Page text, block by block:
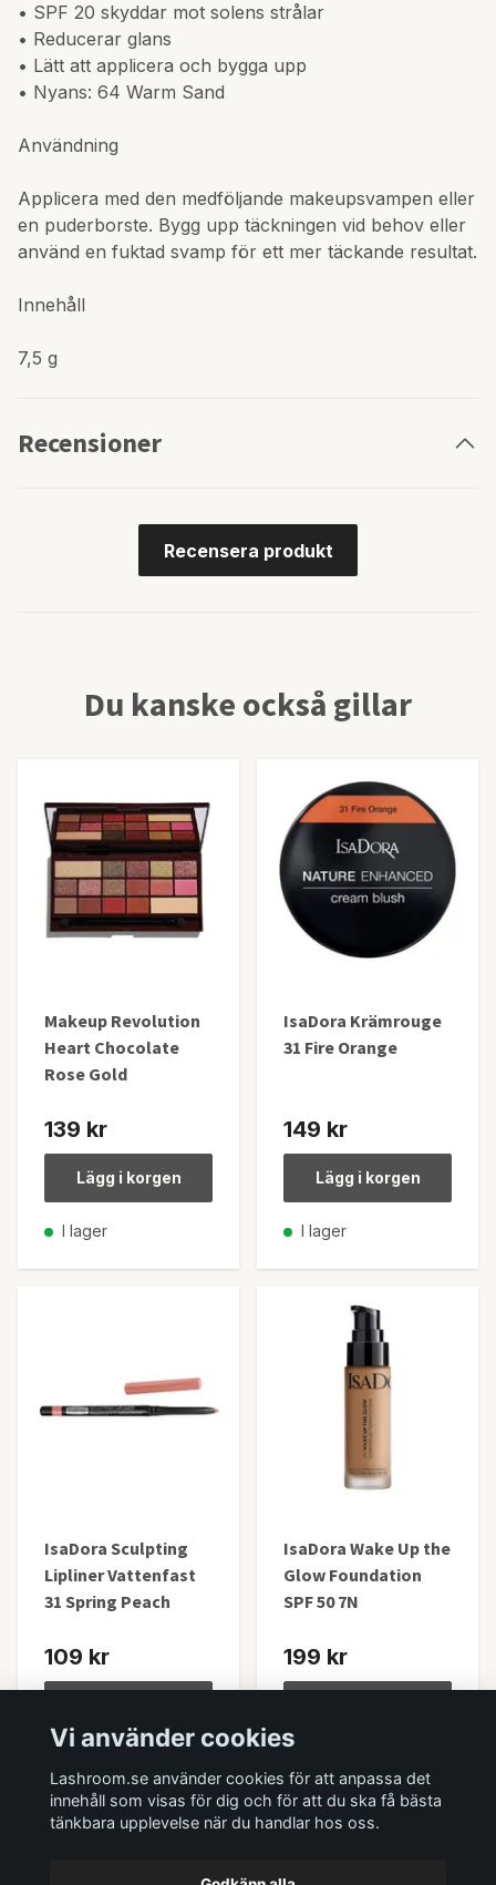
• SPF 20 skyddar mot solens strålar
• Reducerar glans
• Lätt att applicera och bygga upp
• Nyans: 64 Warm Sand
Användning
Applicera med den medföljande makeupsvampen eller
en puderborste. Bygg upp täckningen vid behov eller
använd en fuktad svamp för ett mer täckande resultat.
Innehåll
7,5 g
Recensioner
Recensera produkt
Du kanske också gillar
Makeup Revolution
Heart Chocolate
Rose Gold
139 kr
Lägg i korgen
I lager
IsaDora Krämrouge
31 Fire Orange
149 kr
Lägg i korgen
I lager
IsaDora Sculpting
Lipliner Vattenfast
31 Spring Peach
109 kr
IsaDora Wake Up the
Glow Foundation
SPF 50 7N
199 kr
Vi använder cookies
Lashroom.se använder cookies för att anpassa det
innehåll som visas för dig och för att du ska få bästa
tänkbara upplevelse när du handlar hos oss.